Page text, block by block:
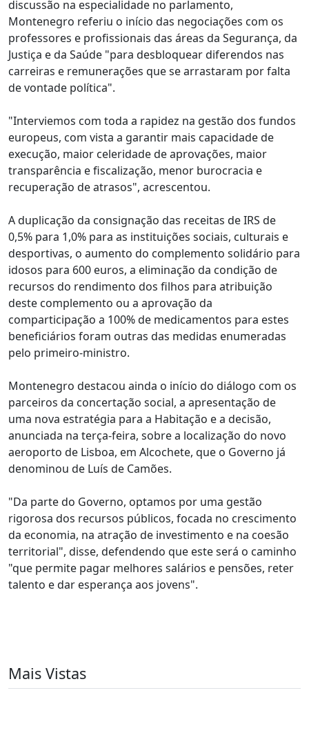
discussão na especialidade no parlamento,
Montenegro referiu o início das negociações com os
professores e profissionais das áreas da Segurança, da
Justiça e da Saúde "para desbloquear diferendos nas
carreiras e remunerações que se arrastaram por falta
de vontade política".
"Interviemos com toda a rapidez na gestão dos fundos
europeus, com vista a garantir mais capacidade de
execução, maior celeridade de aprovações, maior
transparência e fiscalização, menor burocracia e
recuperação de atrasos", acrescentou.
A duplicação da consignação das receitas de IRS de
0,5% para 1,0% para as instituições sociais, culturais e
desportivas, o aumento do complemento solidário para
idosos para 600 euros, a eliminação da condição de
recursos do rendimento dos filhos para atribuição
deste complemento ou a aprovação da
comparticipação a 100% de medicamentos para estes
beneficiários foram outras das medidas enumeradas
pelo primeiro-ministro.
Montenegro destacou ainda o início do diálogo com os
parceiros da concertação social, a apresentação de
uma nova estratégia para a Habitação e a decisão,
anunciada na terça-feira, sobre a localização do novo
aeroporto de Lisboa, em Alcochete, que o Governo já
denominou de Luís de Camões.
"Da parte do Governo, optamos por uma gestão
rigorosa dos recursos públicos, focada no crescimento
da economia, na atração de investimento e na coesão
territorial", disse, defendendo que este será o caminho
"que permite pagar melhores salários e pensões, reter
talento e dar esperança aos jovens".
Mais Vistas